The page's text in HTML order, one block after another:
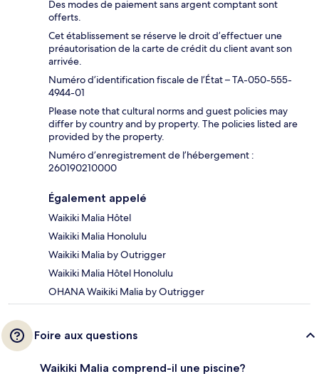
Des modes de paiement sans argent comptant sont
offerts.
Cet établissement se réserve le droit d’effectuer une
préautorisation de la carte de crédit du client avant son
arrivée.
Numéro d’identification fiscale de l’État – TA-050-555-
4944-01
Please note that cultural norms and guest policies may
differ by country and by property. The policies listed are
provided by the property.
Numéro d’enregistrement de l’hébergement :
260190210000
Également appelé
Waikiki Malia Hôtel
Waikiki Malia Honolulu
Waikiki Malia by Outrigger
Waikiki Malia Hôtel Honolulu
OHANA Waikiki Malia by Outrigger
Foire aux questions
Waikiki Malia comprend-il une piscine?